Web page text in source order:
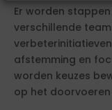
Er worden
verschillende
afstemming en
worden keuzes
op het